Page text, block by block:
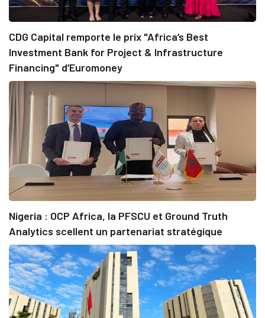
CDG Capital remporte le prix "Africa’s Best
Investment Bank for Project & Infrastructure
Financing" d’Euromoney
Nigeria : OCP Africa, la PFSCU et Ground Truth
Analytics scellent un partenariat stratégique